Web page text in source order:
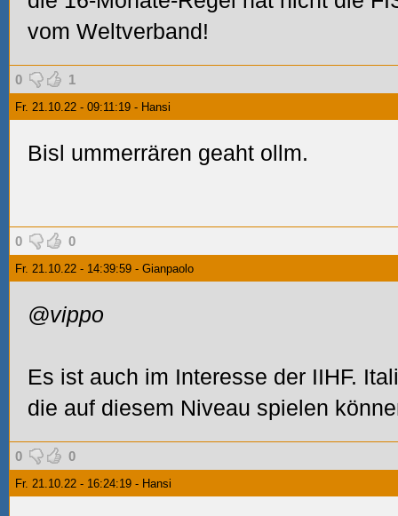
vom Weltverband!
0 1
Fr. 21.10.22 - 09:11:19 - Hansi
Bisl ummerrären geaht ollm.
0 0
Fr. 21.10.22 - 14:39:59 - Gianpaolo
@vippo
Es ist auch im Interesse der IIHF.
die auf diesem Niveau spielen
0 0
Fr. 21.10.22 - 16:24:19 - Hansi